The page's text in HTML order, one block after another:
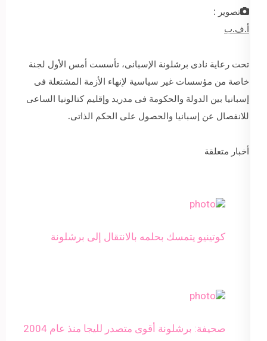
تصوير :
أ.ف.ب
تحت رعاية نادى برشلونة الإسبانى، تأسست أمس الأول لجنة
خاصة من مؤسسات غير سياسية لإنهاء الأزمة المشتعلة فى
إسبانيا بين الدولة والحكومة فى مدريد وإقليم كتالونيا الساعى
للانفصال عن إسبانيا والحصول على الحكم الذاتى.
أخبار متعلقة
كوتينيو يتمسك بحلمه بالانتقال إلى برشلونة
صحيفة: برشلونة أقوى متصدر لليجا منذ عام 2004